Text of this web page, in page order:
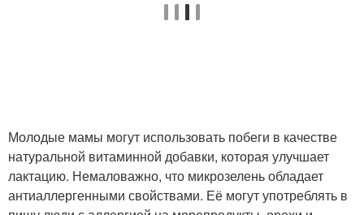
Молодые мамы могут использовать побеги в качестве
натуральной витаминной добавки, которая улучшает
лактацию. Немаловажно, что микрозелень обладает
антиаллергенными свойствами. Её могут употреблять в